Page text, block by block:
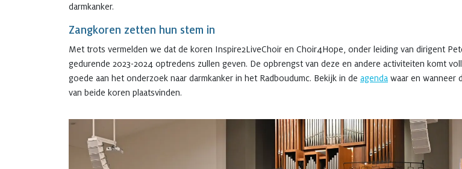
darmkanker.
Zangkoren zetten hun stem in
Met trots vermelden we dat de koren Inspire2LiveChoir en Choir4Hope, onder leiding van dirigent
gedurende 2023-2024 optredens zullen geven. De opbrengst van deze en andere activiteiten komt
goede aan het onderzoek naar darmkanker in het Radboudumc. Bekijk in de agenda waar en wanneer
van beide koren plaatsvinden.